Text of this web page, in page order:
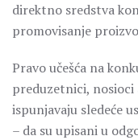
direktno sredstva
promovisanje
Pravo učešća na
preduzetnici,
ispunjavaju sledeće
– da su upisani u